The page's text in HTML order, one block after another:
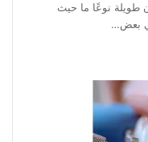
طويلة نوعًا ما حيث
بعض…